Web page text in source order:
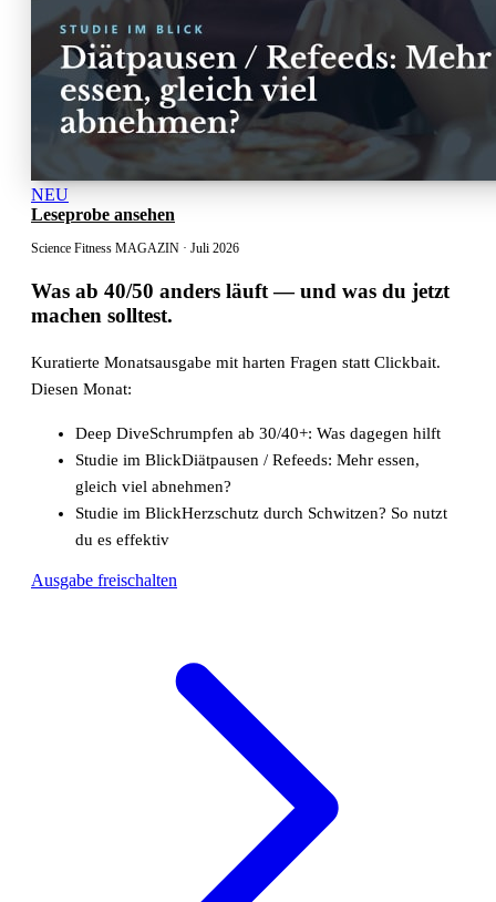
NEU
Leseprobe ansehen
Science Fitness MAGAZIN · Juli 2026
Was ab 40/50 anders läuft— und was du jetzt
machen solltest.
Kuratierte Monatsausgabe mit harten Fragen statt Clickbait.
Diesen Monat:
Deep DiveSchrumpfen ab 30/40+: Was dagegen hilft
Studie im BlickDiätpausen / Refeeds: Mehr essen,
gleich viel abnehmen?
Studie im BlickHerzschutz durch Schwitzen? So nutzt
du es effektiv
Ausgabe freischalten